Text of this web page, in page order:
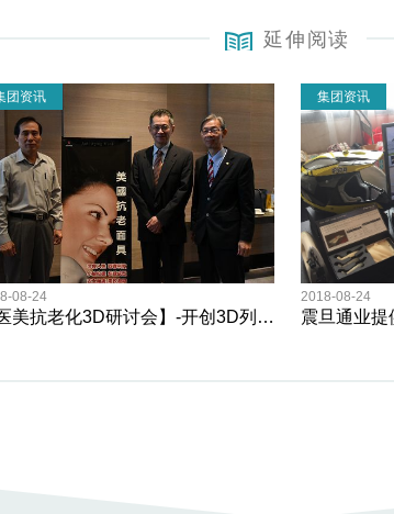
延伸阅读
团资讯
08-24
【医美抗老化3D研讨会】-开创3D列印医美领域新革命!
集团资讯
2018-08-24